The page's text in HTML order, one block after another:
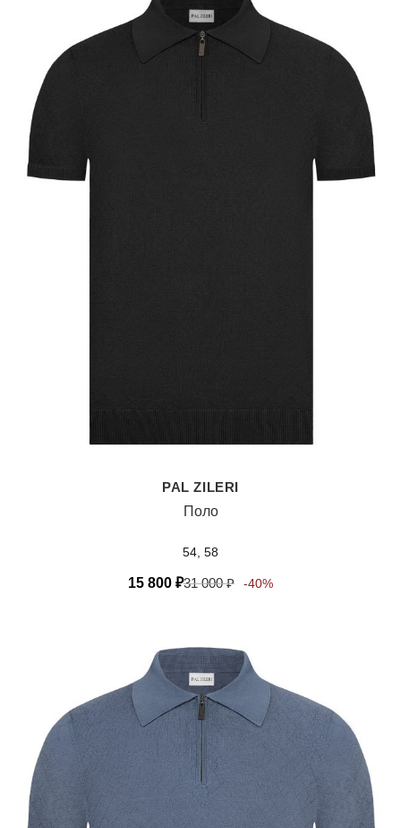
PAL ZILERI
Поло
54, 58
15 800 ₽31 000₽ -40%